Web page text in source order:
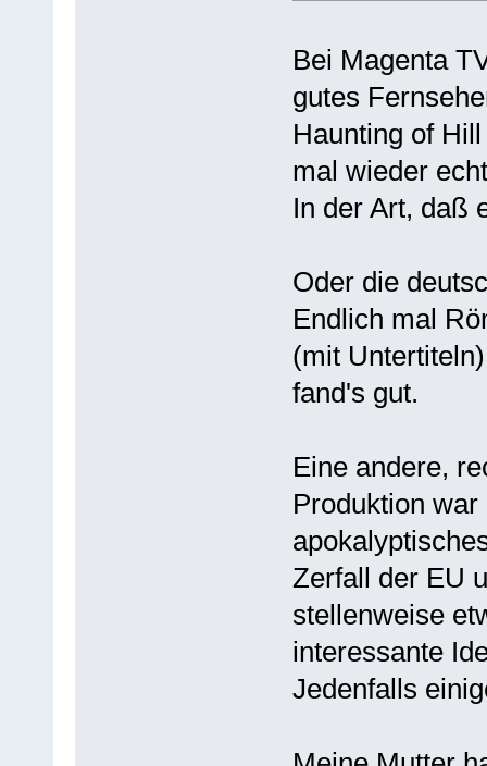
Bei Magenta
gutes
Haunting of
mal wieder
In der Art, daß
Oder die
Endlich mal
(mit
fand's gut.
Eine andere,
Produktion
Zerfall der EU
stellenweise
interessante
Jedenfalls